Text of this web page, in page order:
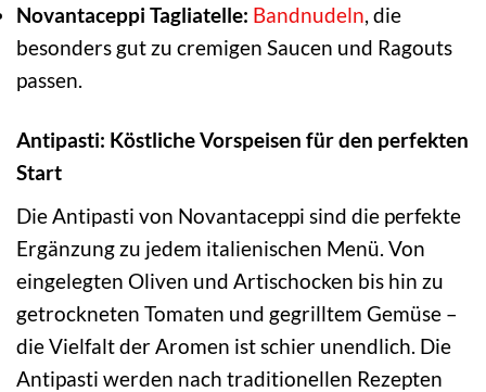
Novantaceppi Tagliatelle: Bandnudeln, die
besonders gut zu cremigen Saucen und Ragouts
passen.
Antipasti: Köstliche Vorspeisen für den perfekten
Start
Die Antipasti von Novantaceppi sind die perfekte
Ergänzung zu jedem italienischen Menü. Von
eingelegten Oliven und Artischocken bis hin zu
getrockneten Tomaten und gegrilltem Gemüse –
die Vielfalt der Aromen ist schier unendlich. Die
Antipasti werden nach traditionellen Rezepten